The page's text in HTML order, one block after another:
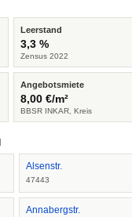
Leerstand
3,3 %
Zensus 2022
Angebotsmiete
8,00 €/m²
BBSR INKAR, Kreis
Alsenstr.
47443
Annabergstr.